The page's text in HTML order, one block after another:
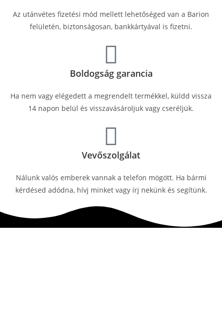
Az utánvétes fizetési mód mellett lehetőséged van a Barion
felületén, biztonságosan, bankkártyával is fizetni.
Boldogság garancia
Ha nem vagy elégedett a megrendelt termékkel, küldd vissza
14 napon belül és visszavásároljuk vagy cseréljük.
Vevőszolgálat
Nálunk valós emberek vannak a telefon mögött. Ha bármi
kérdésed adódna, hívj minket vagy írj nekünk és segítünk.